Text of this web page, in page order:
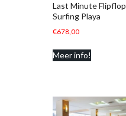
Last Minute Flipflop
Surfing Playa
€678,00
Meer info!